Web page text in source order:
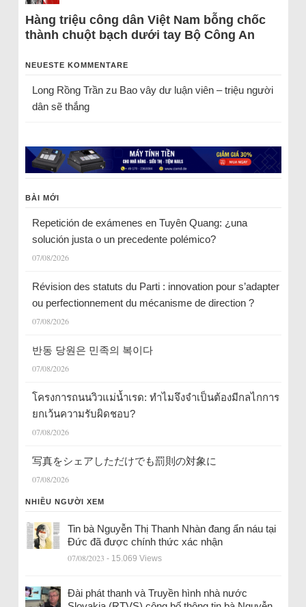
Hàng triệu công dân Việt Nam bỗng chốc
thành chuột bạch dưới tay Bộ Công An
NEUESTE KOMMENTARE
Long Rồng Trầnzu Bao vây dư luận viên – triệu người
dân sẽ thắng
BÀI MỚI
Repetición de exámenes en Tuyên Quang: ¿una
solución justa o un precedente polémico?
07/08/2026
Révision des statuts du Parti : innovation pour s’adapter
ou perfectionnement du mécanisme de direction ?
07/08/2026
반동 당원은 민족의 복이다
07/08/2026
โครงการถนนวิวแม่น้ำเรด: ทำไมจึงจำเป็นต้องมีกลไกการ
ยกเว้นความรับผิดชอบ?
07/08/2026
写真をシェアしただけでも罰則の対象に
07/08/2026
NHIỀU NGƯỜI XEM
Tin bà Nguyễn Thị Thanh Nhàn đang ẩn náu tại
Đức đã được chính thức xác nhận
07/08/2023 - 15.069 Views
Đài phát thanh và Truyền hình nhà nước